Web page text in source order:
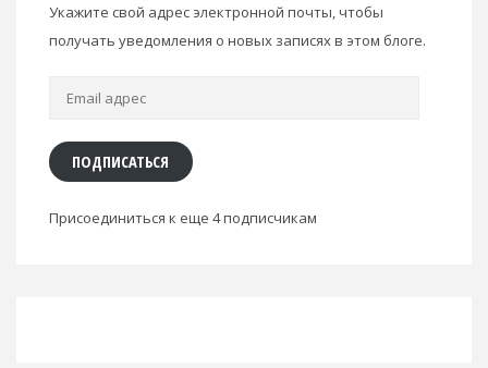
Укажите свой адрес электронной почты, чтобы
получать уведомления о новых записях в этом блоге.
Email
ПОДПИСАТЬСЯ
Присоединиться к еще 4 подписчикам